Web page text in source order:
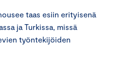
taas esiin erityisenä
ja Turkissa, missä
työntekijöiden